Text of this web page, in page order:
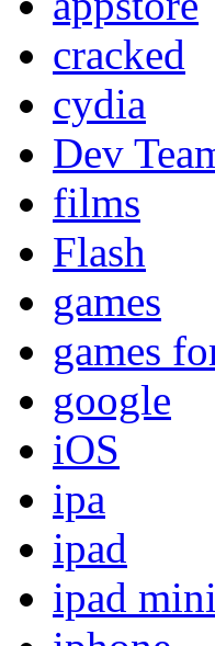
cracked
cydia
Dev
films
Flash
games
games
google
iOS
ipa
ipad
ipad mini